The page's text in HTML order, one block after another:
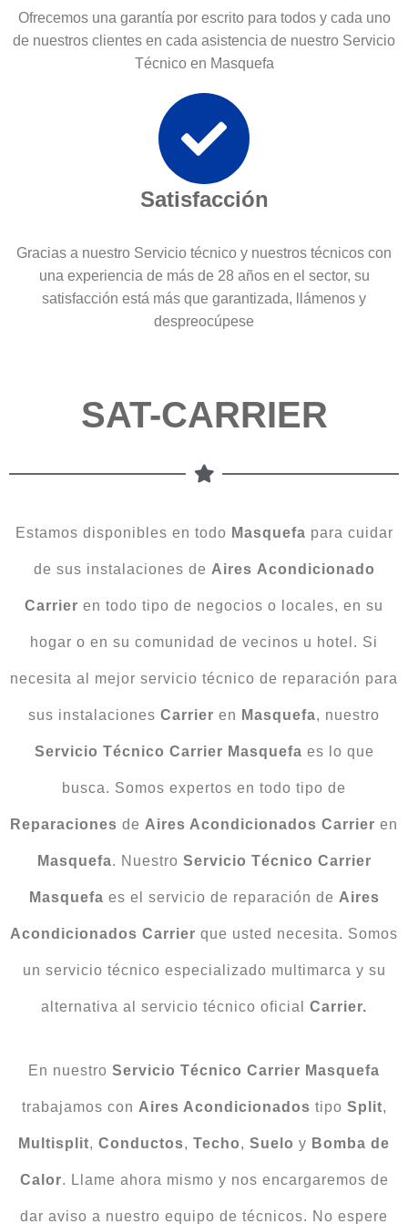
Ofrecemos una garantía por escrito para todos y cada uno
de nuestros clientes en cada asistencia de nuestro Servicio
Técnico en Masquefa
Satisfacción
Gracias a nuestro Servicio técnico y nuestros técnicos con
una experiencia de más de 28 años en el sector, su
satisfacción está más que garantizada, llámenos y
despreocúpese
SAT-CARRIER
Estamos disponibles en todo Masquefa para cuidar
de sus instalaciones de Aires Acondicionado
Carrier en todo tipo de negocios o locales, en su
hogar o en su comunidad de vecinos u hotel. Si
necesita al mejor servicio técnico de reparación para
sus instalaciones Carrier en Masquefa, nuestro
Servicio Técnico Carrier Masquefa es lo que
busca. Somos expertos en todo tipo de
Reparaciones de Aires Acondicionados Carrier en
Masquefa. Nuestro Servicio Técnico Carrier
Masquefa es el servicio de reparación de Aires
Acondicionados Carrier que usted necesita. Somos
un servicio técnico especializado multimarca y su
alternativa al servicio técnico oficial Carrier.
En nuestro Servicio Técnico Carrier Masquefa
trabajamos con Aires Acondicionados tipo Split,
Multisplit, Conductos, Techo, Suelo y Bomba de
Calor. Llame ahora mismo y nos encargaremos de
dar aviso a nuestro equipo de técnicos. No espere